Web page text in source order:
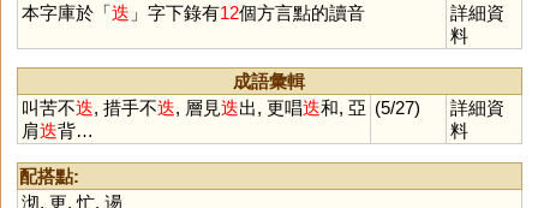
本字庫於「迭 」字下錄有12個方言點的讀音
詳細資
料
成語彙輯
叫苦不迭, 措手不迭, 層見迭出, 更唱迭和, 亞
肩迭背…
(5/27)
詳細資
料
配搭點:
沏, 更,忙, 逿